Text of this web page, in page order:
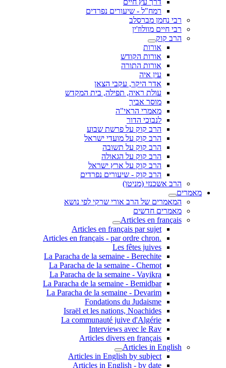
דרך עץ חיים
רמח"ל - שיעורים נפרדים
רבי נחמן מברסלב
רבי חיים מוולוז'ין
הרב קוק
אורות
אורות הקודש
אורות התורה
עין איה
אדר היקר, עקבי הצאן
עולת ראיה, תפילה, בית המקדש
מוסר אביך
מאמרי הראי"ה
לנבוכי הדור
הרב קוק על פרשת שבוע
הרב קוק על מועדי ישראל
הרב קוק על תשובה
הרב קוק על הגאולה
הרב קוק על ארץ ישראל
הרב קוק - שיעורים נפרדים
הרב אשכנזי (מניטו)
מאמרים
המאמרים של הרב אורי שרקי לפי נושא
מאמרים חדשים
Articles en français
Articles en français par sujet
.Articles en français - par ordre chron
Les fêtes juives
La Paracha de la semaine - Berechite
La Paracha de la semaine - Chemot
La Paracha de la semaine - Vayikra
La Paracha de la semaine - Bemidbar
La Paracha de la semaine - Devarim
Fondations du Judaisme
Israël et les nations, Noachides
La communauté juive d'Algérie
Interviews avec le Rav
Articles divers en français
Articles in English
Articles in English by subject
Articles in English - by date